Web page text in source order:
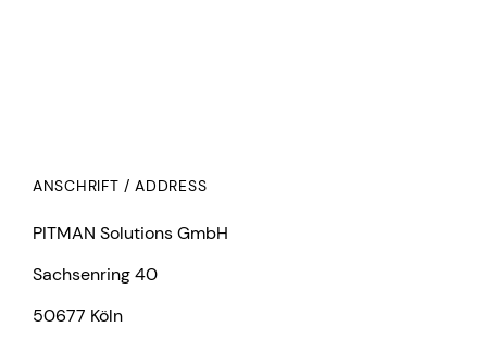
ANSCHRIFT / ADDRESS
PITMAN Solutions GmbH
Sachsenring 40
50677 Köln